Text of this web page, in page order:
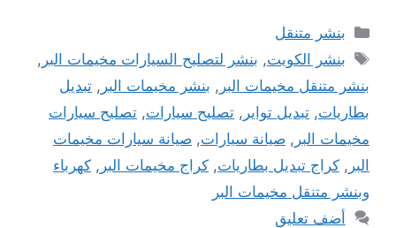
التصنيفات
بنشر متنقل
الوسوم
بنشر الكويت, بنشر لتصليح السيارات مخيمات البر ,
بنشر متنقل مخيمات البر , بنشر مخيمات البر , تبديل
بطاريات, تبديل تواير , تصليح سيارات, تصليح سيارات
مخيمات البر , صيانة سيارات, صيانة سيارات مخيمات
البر , كراج تبديل بطاريات, كراج مخيمات البر , كهرباء
وبنشر متنقل مخيمات البر
أضف تعليق